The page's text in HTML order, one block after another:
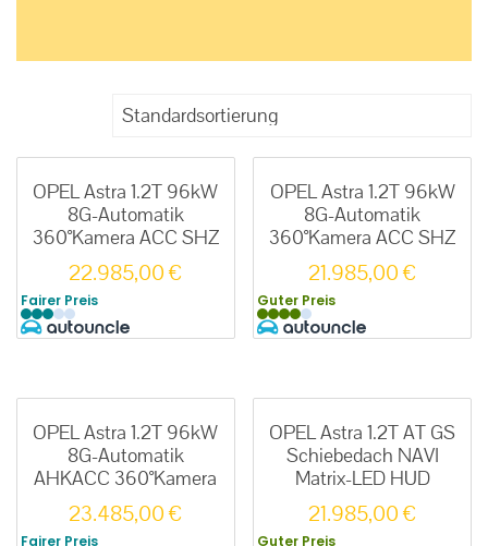
OPEL Astra 1.2T 96kW
8G-Automatik
360°Kamera ACC SHZ
22.985,00€
Fairer Preis
OPEL Astra 1.2T 96kW
8G-Automatik
360°Kamera ACC SHZ
21.985,00€
Guter Preis
OPEL Astra 1.2T 96kW
8G-Automatik
AHKACC 360°Kamera
23.485,00€
Fairer Preis
OPEL Astra 1.2T AT GS
Schiebedach NAVI
Matrix-LED HUD
21.985,00€
Guter Preis